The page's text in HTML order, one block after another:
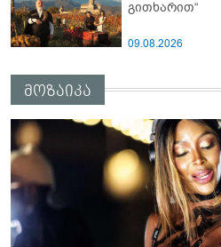
გითხარით“
09.08.2026
მოზაიკა